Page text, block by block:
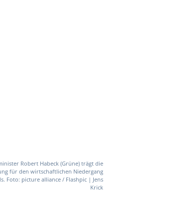
Robert Habeck (Grüne) trägt die
für den wirtschaftlichen Niedergang
Foto: picture alliance / Flashpic | Jens
Krick